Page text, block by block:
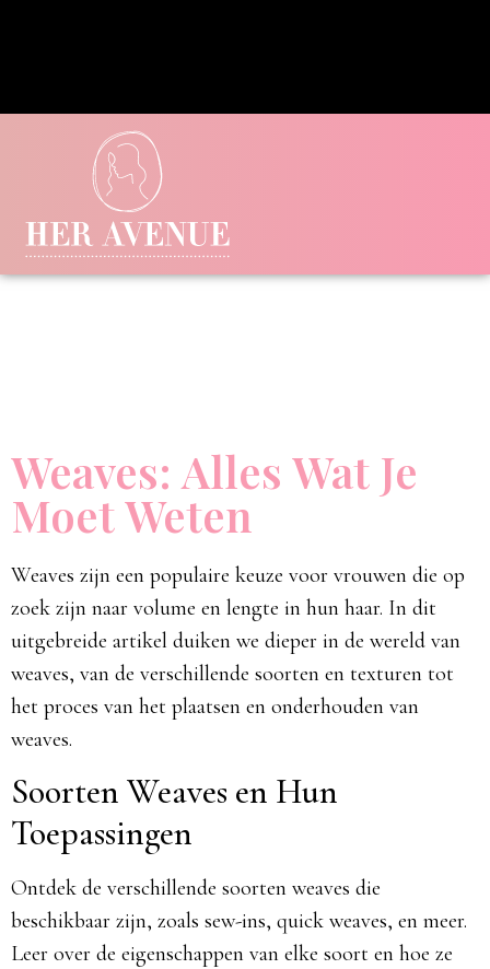
Weaves: Alles Wat Je
Moet Weten
Weaves zijn een populaire keuze voor vrouwen die op
zoek zijn naar volume en lengte in hun haar. In dit
uitgebreide artikel duiken we dieper in de wereld van
weaves, van de verschillende soorten en texturen tot
het proces van het plaatsen en onderhouden van
weaves.
Soorten Weaves en Hun
Toepassingen
Ontdek de verschillende soorten weaves die
beschikbaar zijn, zoals sew-ins, quick weaves, en meer.
Leer over de eigenschappen van elke soort en hoe ze